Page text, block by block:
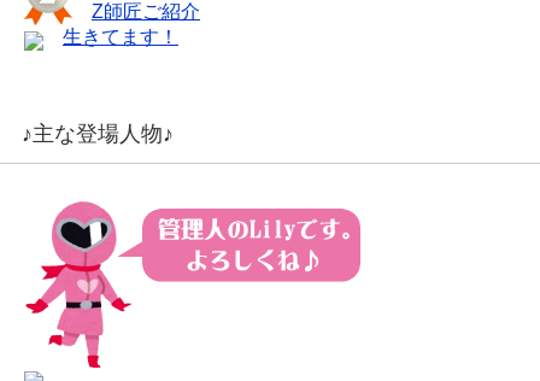
Z師匠ご紹介
生きてます！
♪主な登場人物♪